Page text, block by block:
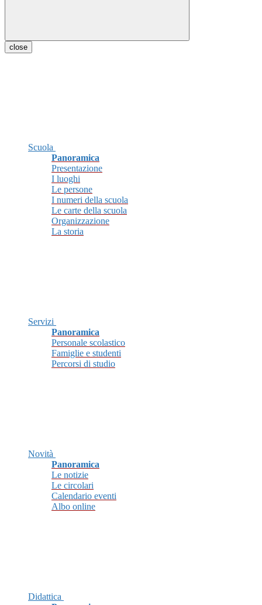
close
Scuola
Panoramica
Presentazione
I luoghi
Le persone
I numeri della scuola
Le carte della scuola
Organizzazione
La storia
Servizi
Panoramica
Personale scolastico
Famiglie e studenti
Percorsi di studio
Novità
Panoramica
Le notizie
Le circolari
Calendario eventi
Albo online
Didattica